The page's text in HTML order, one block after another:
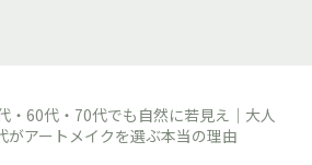
・60代・70代でも自然に若見え｜大人
がアートメイクを選ぶ本当の理由